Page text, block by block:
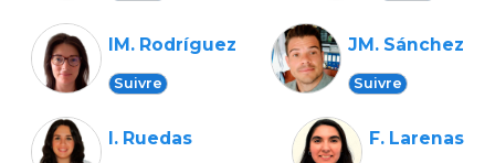
IM. Rodríguez
Suivre
JM. Sánchez
Suivre
I. Ruedas F. Larenas